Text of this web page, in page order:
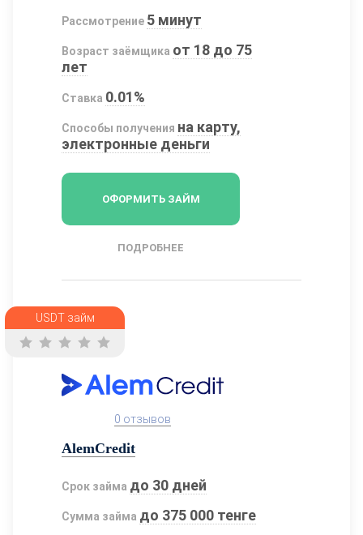
Рассмотрение 5 минут
Возраст заёмщика от 18 до 75
лет
Ставка 0.01%
Способы получения на карту,
электронные деньги
ОФОРМИТЬ ЗАЙМ
ПОДРОБНЕЕ
USDT займ
0 отзывов
AlemCredit
Срок займа до 30 дней
Сумма займа до 375 000 тенге